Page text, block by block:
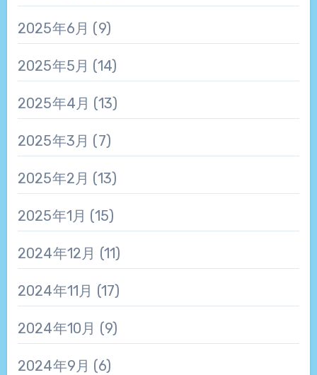
2025年6月 (9)
2025年5月 (14)
2025年4月 (13)
2025年3月 (7)
2025年2月 (13)
2025年1月 (15)
2024年12月 (11)
2024年11月 (17)
2024年10月 (9)
2024年9月 (6)